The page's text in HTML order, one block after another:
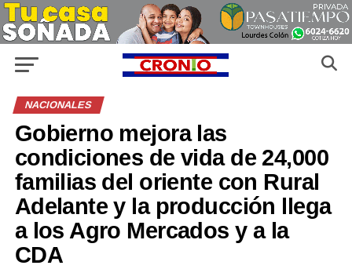
NACIONALES
Gobierno mejora las
condiciones de vida de 24,000
familias del oriente con Rural
Adelante y la producción llega
a los Agro Mercados y a la
CDA